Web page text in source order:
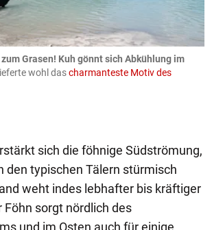
Grasen! Kuh gönnt sich Abkühlung im
wohl dascharmanteste Motiv des
sich die föhnige Südströmung,
den typischen Tälern stürmisch
weht indes lebhafter bis kräftiger
Föhn sorgt nördlich des
und im Osten auch für einige